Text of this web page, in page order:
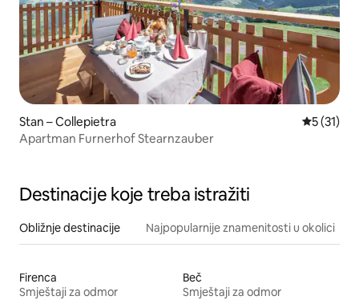
Stan – Collepietra Prosječna
5 (31)
Apartman Furnerhof Stearnzauber
Destinacije koje treba istražiti
Obližnje destinacije Najpopularnije znamenitosti u okolici
Firenca
Smještaji za odmor
Beč
Smještaji za odmor